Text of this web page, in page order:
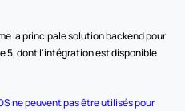
la principale solution backend pour
5, dont l'intégration est disponible
ne peuvent pas être utilisés pour